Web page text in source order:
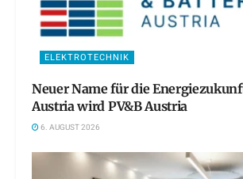
ELEKTROTECHNIK
Neuer Name für die
Austria wird PV&B Austria
6. AUGUST 2026